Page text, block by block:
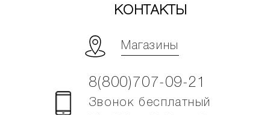
КОНТАКТЫ
Магазины
8(800)707-09-21
Звонок бесплатный